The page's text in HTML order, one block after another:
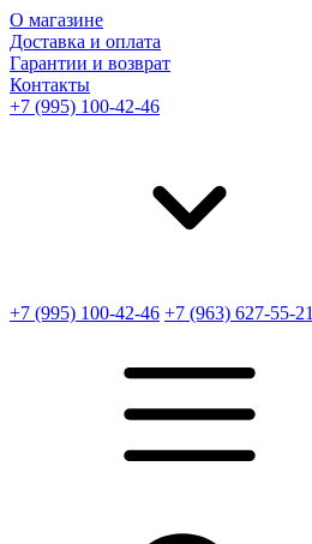
О магазине
Доставка и оплата
Гарантии и возврат
Контакты
+7 (995) 100-42-46
+7 (995) 100-42-46 +7 (963) 627-55-21